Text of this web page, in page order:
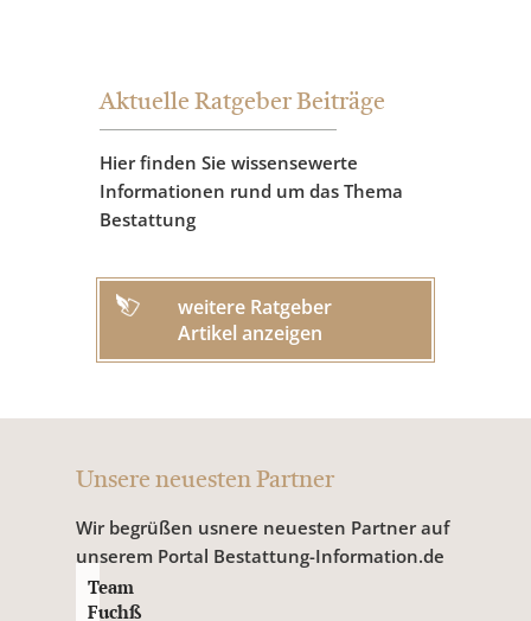
Aktuelle Ratgeber Beiträge
Hier finden Sie wissensewerte
Informationen rund um das Thema
Bestattung
weitere Ratgeber
Artikel anzeigen
Unsere neuesten Partner
Wir begrüßen usnere neuesten Partner auf
unserem Portal Bestattung-Information.de
Team
Fuchß